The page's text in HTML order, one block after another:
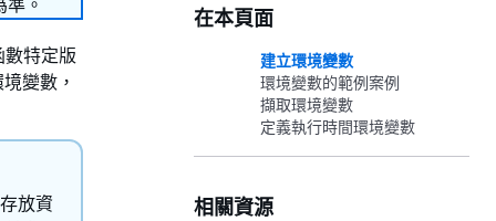
。
特定版
變數，
放資
在本頁面
建立環境變數
環境變數的範例案例
擷取環境變數
定義執行時間環境變數
相關資源